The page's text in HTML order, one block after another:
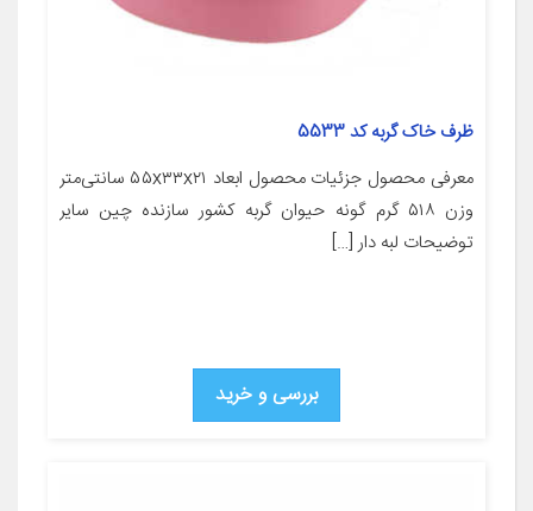
ظرف خاک گربه کد 5533
معرفی محصول جزئیات محصول ابعاد ۵۵x۳۳x۲۱ سانتی‌متر
وزن ۵۱۸ گرم گونه حیوان گربه کشور سازنده چین سایر
توضیحات لبه دار […]
بررسی و خرید